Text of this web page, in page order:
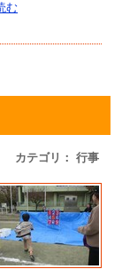
む
カテゴリ： 行事